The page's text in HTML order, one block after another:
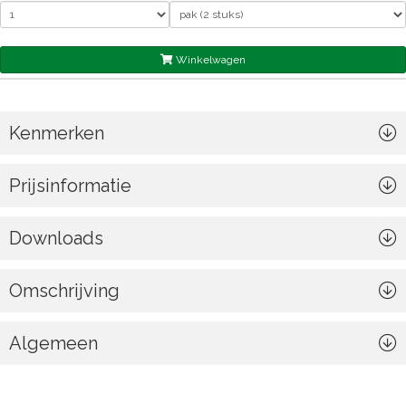
Winkelwagen
Kenmerken
Prijsinformatie
Downloads
Omschrijving
Algemeen